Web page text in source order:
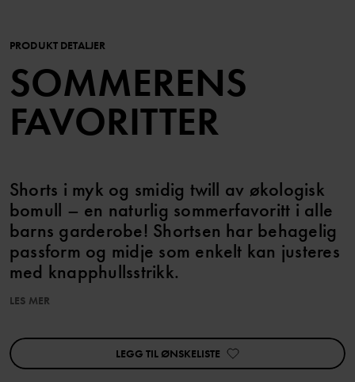
PRODUKT DETALJER
SOMMERENS
FAVORITTER
Shorts i myk og smidig twill av økologisk
bomull – en naturlig sommerfavoritt i alle
barns garderobe! Shortsen har behagelig
passform og midje som enkelt kan justeres
med knapphullsstrikk.
• Myk stretch
• Beltehemper i midjen
• Justerbar midje med knapphullsstrikk
LES MER
LEGG TIL ØNSKELISTE